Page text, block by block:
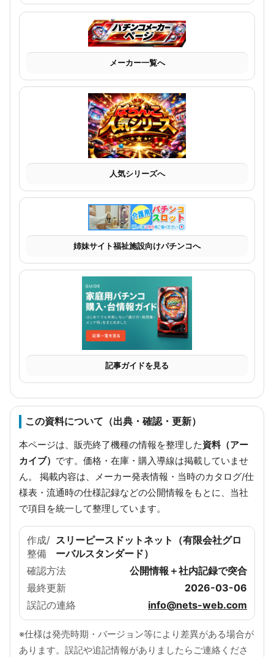
メーカー一覧へ
人気シリーズへ
姉妹サイト福祉施設向けパチンコへ
記事ガイドを見る
この資料について（出典・確認・更新）
本ページは、販売終了機種の情報を整理した資料（アー
カイブ） です。価格・在庫・購入導線は掲載していませ
ん。 掲載内容は、メーカー発表情報・当時のカタログ/仕
様表・流通時の仕様記録などの公開情報をもとに、当社
で項目を統一して整理しています。
作成/
整備
スリーピースドットネット（有限会社グロ
ーバルスタンダード）
確認方法
公開情報＋社内記録で突合
最終更新
2026-03-06
誤記の連絡
info@nets-web.com
※仕様は発売時期・バージョン等により差異がある場合が
あります。誤記や追記情報がありましたらご連絡くださ